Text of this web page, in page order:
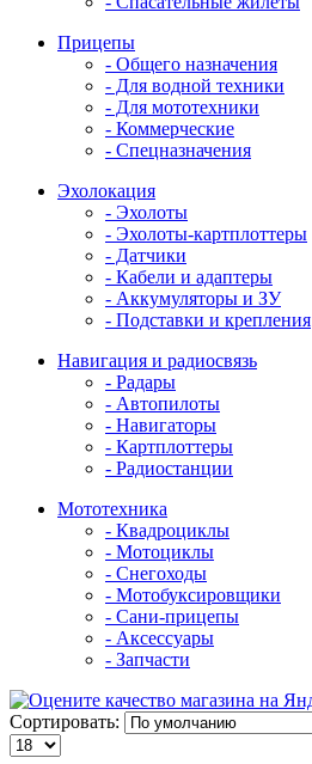
Прицепы
- Общего назначения
- Для водной техники
- Для мототехники
- Коммерческие
- Спецназначения
Эхолокация
- Эхолоты
- Эхолоты-картплоттеры
- Датчики
- Кабели и адаптеры
- Аккумуляторы и ЗУ
- Подставки и крепления
Навигация и радиосвязь
- Радары
- Автопилоты
- Навигаторы
- Картплоттеры
- Радиостанции
Мототехника
- Квадроциклы
- Мотоциклы
- Снегоходы
- Мотобуксировщики
- Сани-прицепы
- Аксессуары
- Запчасти
Сортировать: